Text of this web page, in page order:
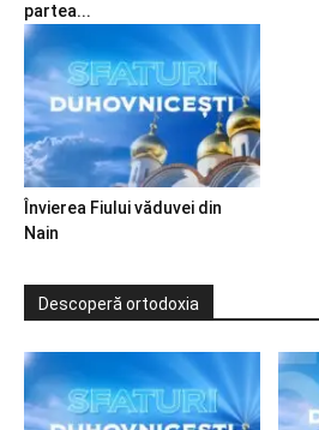
partea...
Învierea Fiului văduvei din
Nain
Descoperă ortodoxia